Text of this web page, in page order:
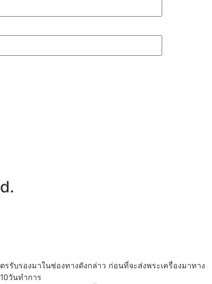
รับรองมาในช่องทางดังกล่าว ก่อนที่จะส่งพระเครื่องมาทาง
วันทำการ